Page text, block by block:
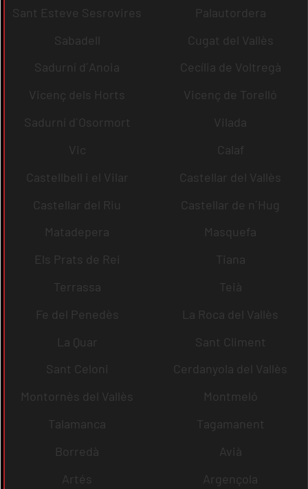
Sant Esteve Sesrovires
Palautordera
Sabadell
Cugat del Vallès
Sadurní d´Anoia
Cecília de Voltregà
Vicenç dels Horts
Vicenç de Torelló
Sadurní d´Osormort
Vilada
Vic
Calaf
Castellbell i el Vilar
Castellar del Vallès
Castellar del Riu
Castellar de n´Hug
Matadepera
Masquefa
Els Prats de Rei
Tiana
Terrassa
Teià
Fe del Penedès
La Roca del Vallès
La Quar
Sant Climent
Sant Celoni
Cerdanyola del Vallès
Montornès del Vallès
Montmeló
Talamanca
Tagamanent
Borredà
Avià
Artés
Argençola